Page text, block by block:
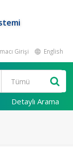
Girişi English
Detaylı Arama